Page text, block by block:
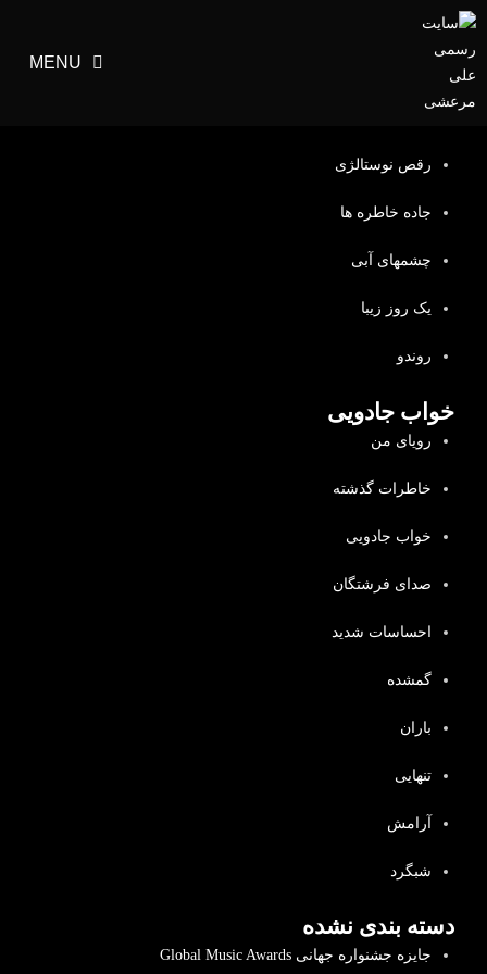
MENU
رقص جادویی
رقص نوستالژی
جاده خاطره ها
چشمهای آبی
یک روز زیبا
روندو
خواب جادویی
رویای من
خاطرات گذشته
خواب جادویی
صدای فرشتگان
احساسات شدید
گمشده
باران
تنهایی
آرامش
شبگرد
دسته بندی نشده
جایزه جشنواره جهانی Global Music Awards